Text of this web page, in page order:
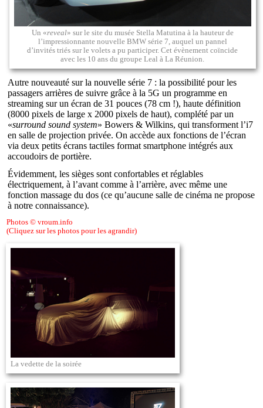
Un «reveal» sur le site du musée Stella Matutina à la hauteur de
l’impressionnante nouvelle BMW série 7, auquel un pannel
d’invités triés sur le volets a pu participer. Cet évènement coïncide
avec les 10 ans du groupe Leal à La Réunion.
Autre nouveauté sur la nouvelle série 7 : la possibilité pour les
passagers arrières de suivre grâce à la 5G un programme en
streaming sur un écran de 31 pouces (78 cm !), haute définition
(8000 pixels de large x 2000 pixels de haut), complété par un
«surround sound system» Bowers & Wilkins, qui transforment l’i7
en salle de projection privée. On accède aux fonctions de l’écran
via deux petits écrans tactiles format smartphone intégrés aux
accoudoirs de portière.
Évidemment, les sièges sont confortables et réglables
électriquement, à l’avant comme à l’arrière, avec même une
fonction massage du dos (ce qu’aucune salle de cinéma ne propose
à notre connaissance).
Photos © vroum.info
(Cliquez sur les photos pour les agrandir)
La vedette de la soirée